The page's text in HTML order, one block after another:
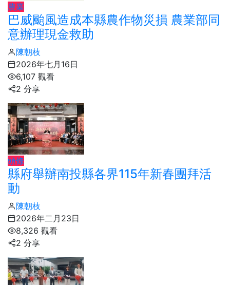
農業
巴威颱風造成本縣農作物災損 農業部同
意辦理現金救助
陳朝枝
2026年七月16日
6,107 觀看
2 分享
頭條
縣府舉辦南投縣各界115年新春團拜活
動
陳朝枝
2026年二月23日
8,326 觀看
2 分享